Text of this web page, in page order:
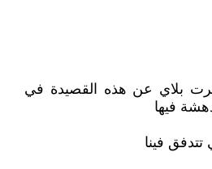
بلاي عن هذه القصيدة في
فيها
فينا